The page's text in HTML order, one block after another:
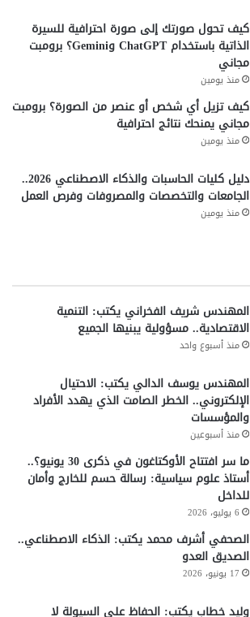
كيف تحول صورتك إلى صورة احترافية للسيرة
الذاتية باستخدام ChatGPT وGemini؟ برومبت
مجاني
منذ يومين
كيف تزيل أي شخص أو عنصر من الصورة؟ برومبت
مجاني يمنحك نتائج احترافية
منذ يومين
دليل كليات الحاسبات والذكاء الاصطناعي 2026..
الجامعات والتخصصات والمصروفات وفرص العمل
منذ يومين
المهندس شريف الفخراني يكتب: التنمية
الاقتصادية.. مسؤولية يبنيها الجميع
منذ أسبوع واحد
المهندس يوسف الدالي يكتب: الاحتيال
الإلكتروني.. الخطر الصامت الذي يهدد الأفراد
والمؤسسات
منذ أسبوعين
ما سر افتتاح الأوكتاغون في ذكرى 30 يونيو؟..
أستاذ علوم سياسية: رسالة حسم للخارج وأمان
للداخل
6 يوليو، 2026
الصحفي أشرف محمد يكتب: الذكاء الاصطناعي..
الصديق العدو
17 يونيو، 2026
وليد خطاب يكتب: الحفاظ على السيولة لا